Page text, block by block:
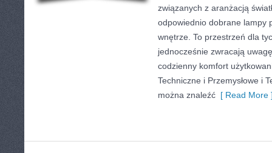
związanych z aranżacją
odpowiednio dobrane lampy
wnętrze. To przestrzeń dla
jednocześnie zwracają
codzienny komfort
Techniczne i Przemysłowe i
można znaleźć [ Read More